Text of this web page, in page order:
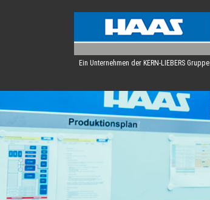
Ein Unternehmen der KERN-LIEBERS Gruppe